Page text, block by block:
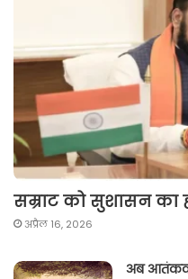
सम्राट को सुशासन का
अप्रैल 16, 2026
अब